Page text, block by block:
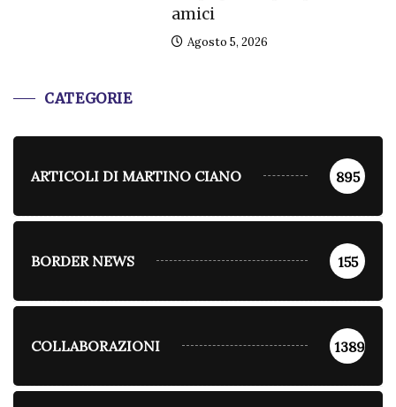
amici
Agosto 5, 2026
CATEGORIE
ARTICOLI DI MARTINO CIANO 895
BORDER NEWS 155
COLLABORAZIONI 1389